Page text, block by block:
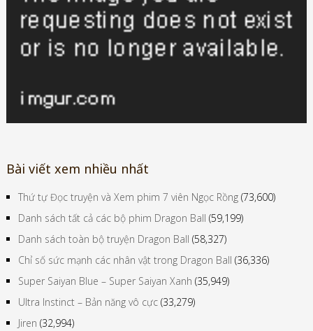
Bài viết xem nhiều nhất
Thứ tự Đọc truyện và Xem phim 7 viên Ngọc Rồng (73,600)
Danh sách tất cả các bộ phim Dragon Ball (59,199)
Danh sách toàn bộ truyện Dragon Ball (58,327)
Chỉ số sức mạnh các nhân vật trong Dragon Ball (36,336)
Super Saiyan Blue – Super Saiyan Xanh (35,949)
Ultra Instinct – Bản năng vô cực (33,279)
Jiren (32,994)